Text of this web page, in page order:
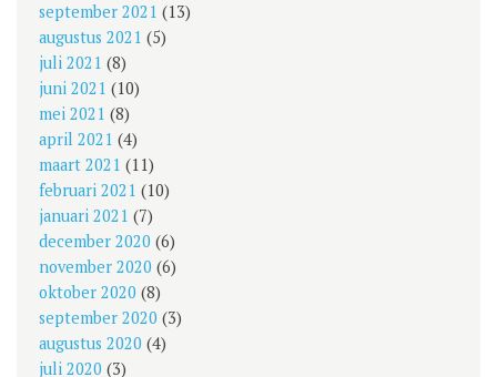
september 2021 (13)
augustus 2021 (5)
juli 2021 (8)
juni 2021 (10)
mei 2021 (8)
april 2021 (4)
maart 2021 (11)
februari 2021 (10)
januari 2021 (7)
december 2020 (6)
november 2020 (6)
oktober 2020 (8)
september 2020 (3)
augustus 2020 (4)
juli 2020 (3)